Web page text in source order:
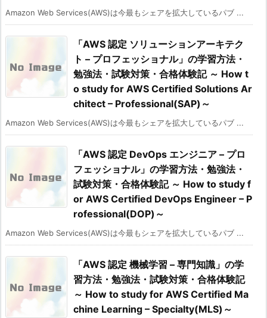
Amazon Web Services(AWS)は今最もシェアを拡大しているパブ ...
「AWS 認定 ソリューションアーキテク
ト – プロフェッショナル」の学習方法・
勉強法・試験対策・合格体験記 ～ How t
o study for AWS Certified Solutions Ar
chitect – Professional(SAP)～
Amazon Web Services(AWS)は今最もシェアを拡大しているパブ ...
「AWS 認定 DevOps エンジニア – プロ
フェッショナル」の学習方法・勉強法・
試験対策・合格体験記 ～ How to study f
or AWS Certified DevOps Engineer – P
rofessional(DOP)～
Amazon Web Services(AWS)は今最もシェアを拡大しているパブ ...
「AWS 認定 機械学習 – 専門知識」の学
習方法・勉強法・試験対策・合格体験記
～ How to study for AWS Certified Ma
chine Learning – Specialty(MLS)～